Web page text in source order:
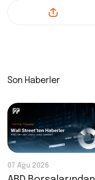
Son Haberler
07 Ağu 2026